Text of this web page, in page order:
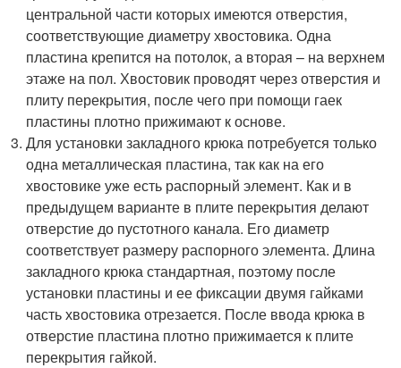
центральной части которых имеются отверстия,
соответствующие диаметру хвостовика. Одна
пластина крепится на потолок, а вторая – на верхнем
этаже на пол. Хвостовик проводят через отверстия и
плиту перекрытия, после чего при помощи гаек
пластины плотно прижимают к основе.
Для установки закладного крюка потребуется только
одна металлическая пластина, так как на его
хвостовике уже есть распорный элемент. Как и в
предыдущем варианте в плите перекрытия делают
отверстие до пустотного канала. Его диаметр
соответствует размеру распорного элемента. Длина
закладного крюка стандартная, поэтому после
установки пластины и ее фиксации двумя гайками
часть хвостовика отрезается. После ввода крюка в
отверстие пластина плотно прижимается к плите
перекрытия гайкой.